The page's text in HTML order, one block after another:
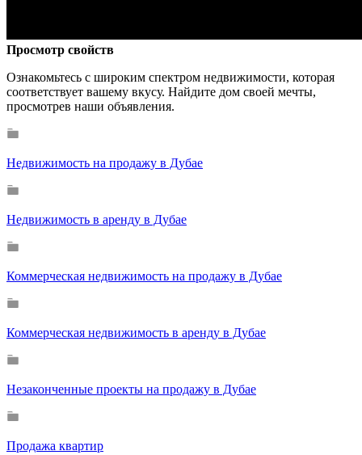
Просмотр свойств
Ознакомьтесь с широким спектром недвижимости, которая
соответствует вашему вкусу. Найдите дом своей мечты,
просмотрев наши объявления.
Недвижимость на продажу в Дубае
Недвижимость в аренду в Дубае
Коммерческая недвижимость на продажу в Дубае
Коммерческая недвижимость в аренду в Дубае
Незаконченные проекты на продажу в Дубае
Продажа квартир